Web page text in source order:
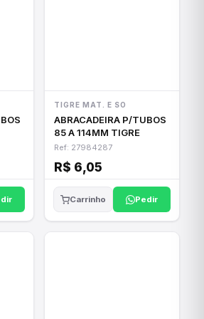
TIGRE MAT. E SO
ABRACADEIRA P/TUBOS
85 A 114MM TIGRE
Ref: 27984287
R$ 6,05
Carrinho Pedir